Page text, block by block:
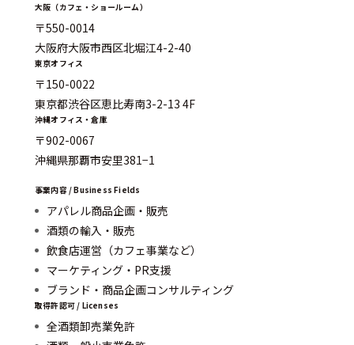
大阪（カフェ・ショールーム）
〒550-0014
大阪府大阪市西区北堀江4-2-40
東京オフィス
〒150-0022
東京都渋谷区恵比寿南3-2-13 4F
沖縄オフィス・倉庫
〒902-0067
沖縄県那覇市安里381−1
事業内容 / Business Fields
アパレル商品企画・販売
酒類の輸入・販売
飲食店運営（カフェ事業など）
マーケティング・PR支援
ブランド・商品企画コンサルティング
取得許認可 / Licenses
全酒類卸売業免許